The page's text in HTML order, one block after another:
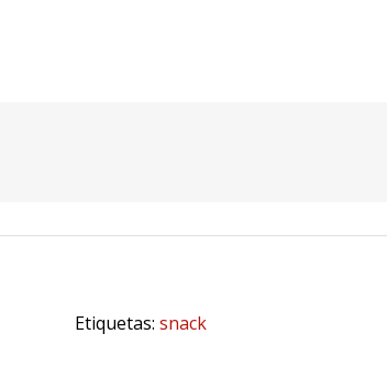
Etiquetas: snack